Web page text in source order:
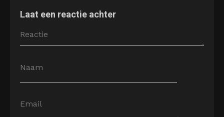
Laat een reactie achter